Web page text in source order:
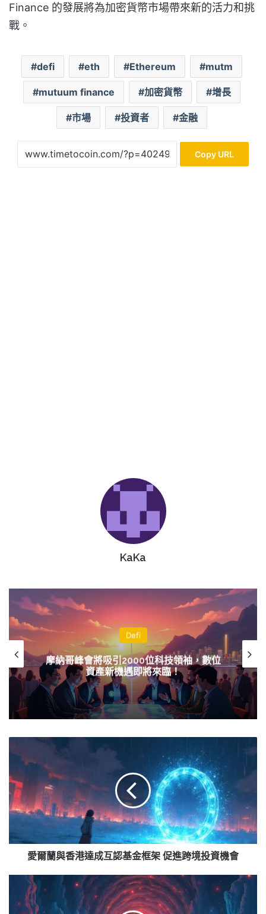
Finance 的發展將為加密貨幣市場帶來新的活力和挑
戰。
defi eth Ethereum mutm
mutuum finance 加密貨幣 增長
市場 投資者 金融
Copy URL
KaKa
Defi
摩納哥峰會將吸引2000位科技領袖，數位
資產新機遇即將來臨！
爾
與
香
港
達
互
愛爾蘭與香港達成互認基金框架 促進跨境投資機會